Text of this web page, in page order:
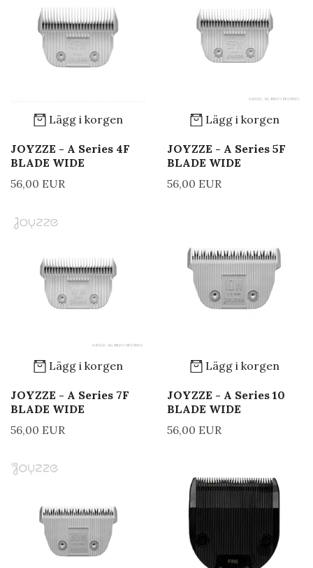
Lägg i korgen
JOYZZE - A Series 4F
BLADE WIDE
56,00 EUR
Lägg i korgen
JOYZZE - A Series 5F
BLADE WIDE
56,00 EUR
Lägg i korgen
JOYZZE - A Series 7F
BLADE WIDE
56,00 EUR
Lägg i korgen
JOYZZE - A Series 10
BLADE WIDE
56,00 EUR